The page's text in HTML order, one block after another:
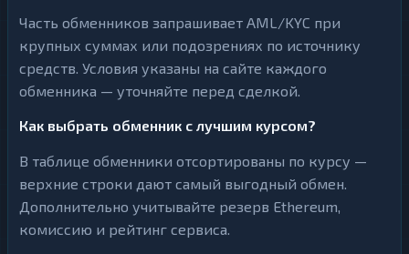
Часть обменников запрашивает AML/KYC при
крупных суммах или подозрениях по источнику
средств. Условия указаны на сайте каждого
обменника — уточняйте перед сделкой.
Как выбрать обменник с лучшим курсом?
В таблице обменники отсортированы по курсу —
верхние строки дают самый выгодный обмен.
Дополнительно учитывайте резерв Ethereum,
комиссию и рейтинг сервиса.